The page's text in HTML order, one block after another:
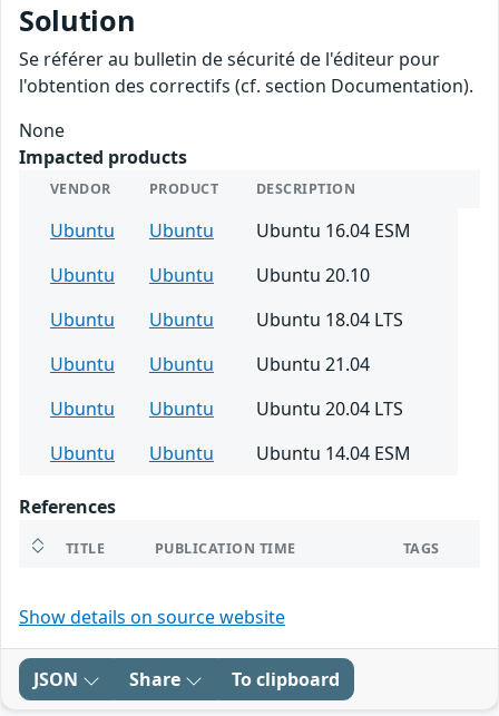
Solution
Se référer au bulletin de sécurité de l'éditeur pour
l'obtention des correctifs (cf. section Documentation).
None
Impacted products
VENDOR PRODUCT DESCRIPTION
Ubuntu Ubuntu
Ubuntu 16.04 ESM
Ubuntu
Ubuntu
Ubuntu 20.10
Ubuntu
Ubuntu
Ubuntu 18.04 LTS
Ubuntu
Ubuntu
Ubuntu 21.04
Ubuntu
Ubuntu
Ubuntu 20.04 LTS
Ubuntu
Ubuntu Ubuntu 14.04 ESM
References
TITLE PUBLICATION TIME TAGS
Show details on source website
JSON Share To clipboard